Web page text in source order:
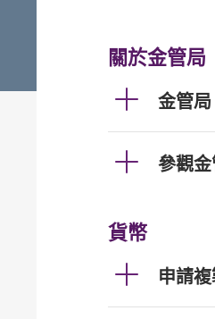
關於金管局
金管局
參觀金
貨幣
申請